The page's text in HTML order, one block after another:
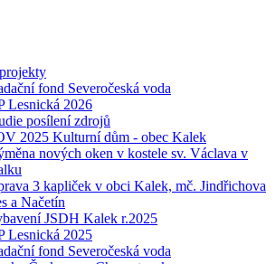
fond Severočeská voda
Lesnická 2026
posílení zdrojů
2025 Kulturní dům - obec Kalek
nových oken v kostele sv. Václava v
3 kapliček v obci Kalek, mč. Jindřichova
a Načetín
JSDH Kalek r.2025
Lesnická 2025
fond Severočeská voda